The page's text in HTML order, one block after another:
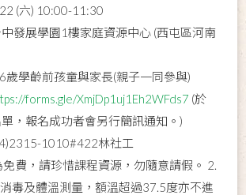
(六) 10:00-11:30
發展學園1樓家庭資源中心 (西屯區河南
歲學齡前孩童與家長(親子一同參與)
forms.gle/XmjDp1uj1Eh2WFds7 (於
，報名成功者會另行簡訊通知。)
1010#422林社工
費，請珍惜課程資源，勿隨意請假。 2.
毒及體溫測量，額溫超過37.5度亦不進